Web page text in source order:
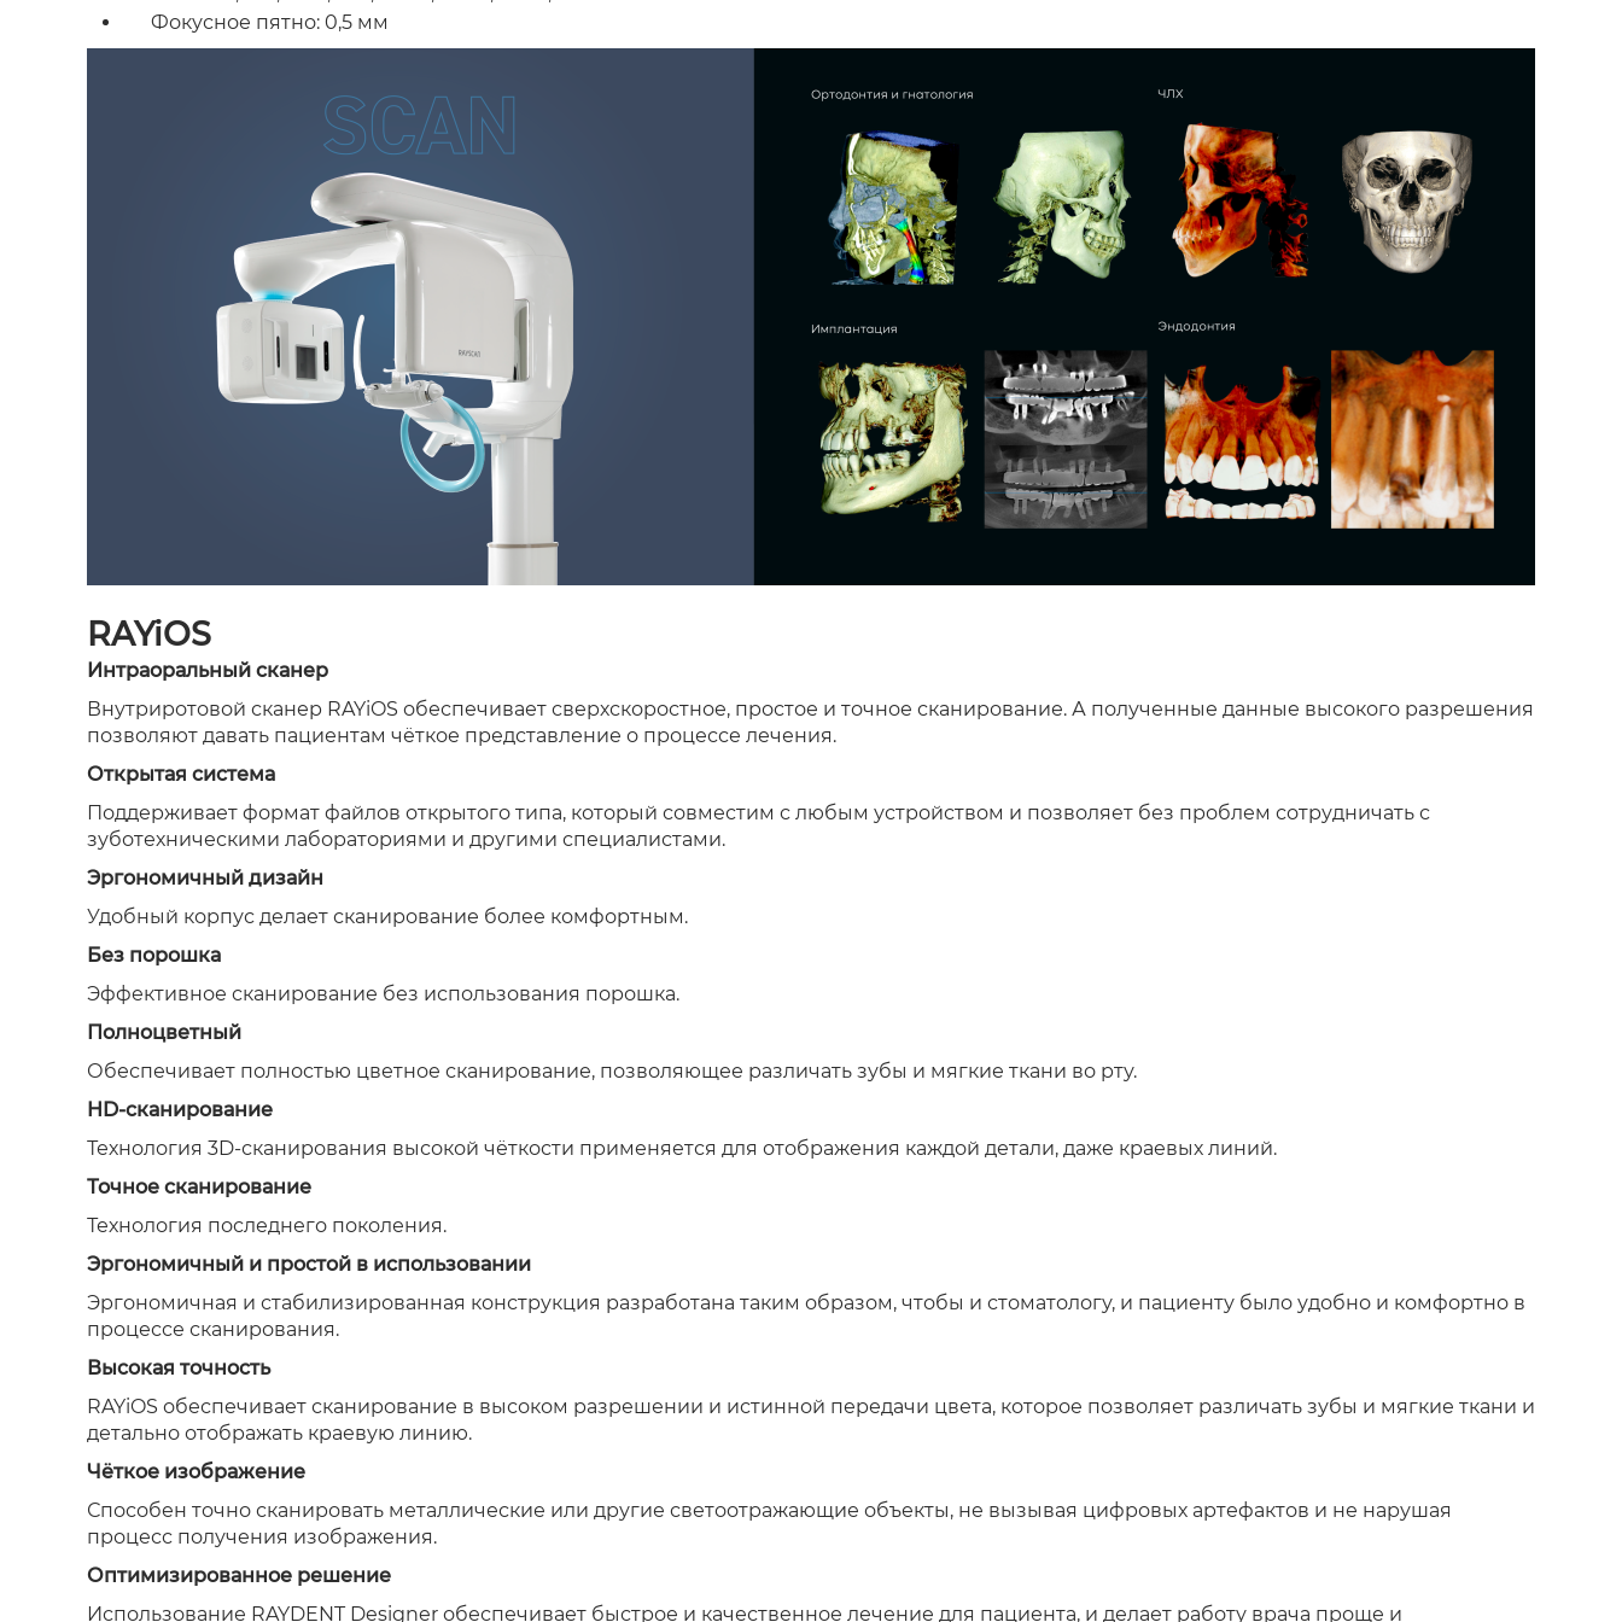
Фокусное пятно: 0,5 мм
RAYiOS
Интраоральный сканер
Внутриротовой сканер RAYiOS обеспечивает сверхскоростное, простое и точное сканирование. А полученные данные высокого разрешения
позволяют давать пациентам чёткое представление о процессе лечения.
Открытая система
Поддерживает формат файлов открытого типа, который совместим с любым устройством и позволяет без проблем сотрудничать с
зуботехническими лабораториями и другими специалистами.
Эргономичный дизайн
Удобный корпус делает сканирование более комфортным.
Без порошка
Эффективное сканирование без использования порошка.
Полноцветный
Обеспечивает полностью цветное сканирование, позволяющее различать зубы и мягкие ткани во рту.
HD-сканирование
Технология 3D-сканирования высокой чёткости применяется для отображения каждой детали, даже краевых линий.
Точное сканирование
Технология последнего поколения.
Эргономичный и простой в использовании
Эргономичная и стабилизированная конструкция разработана таким образом, чтобы и стоматологу, и пациенту было удобно и комфортно в
процессе сканирования.
Высокая точность
RAYiOS обеспечивает сканирование в высоком разрешении и истинной передачи цвета, которое позволяет различать зубы и мягкие ткани и
детально отображать краевую линию.
Чёткое изображение
Способен точно сканировать металлические или другие светоотражающие объекты, не вызывая цифровых артефактов и не нарушая
процесс получения изображения.
Оптимизированное решение
Использование RAYDENT Designer обеспечивает быстрое и качественное лечение для пациента, и делает работу врача проще и